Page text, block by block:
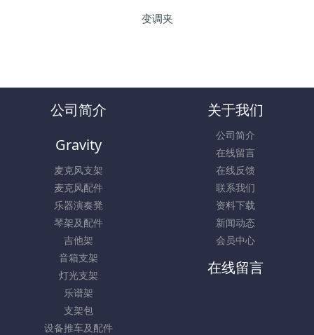
变调夹
公司简介 关于我们
公司简介
在线留言
在线反馈
联系我们
资料下载
新闻动态
会员中心
Gravity
麦克风支架
麦克风配件
乐器演奏凳
琴架及配件
吉他架
音箱支架
灯光支架
乐谱架
支架包
设备推车及配件
在线留言